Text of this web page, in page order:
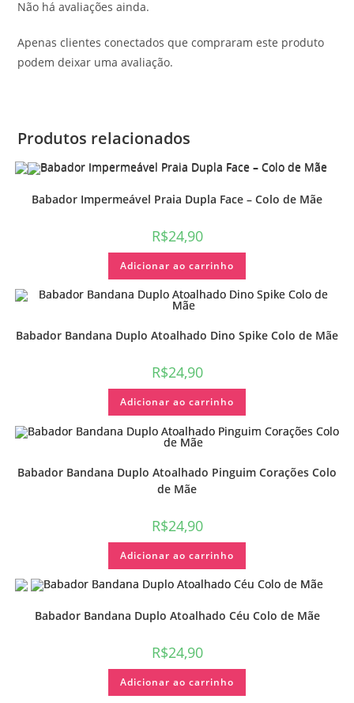
Não há avaliações ainda.
Apenas clientes conectados que compraram este produto
podem deixar uma avaliação.
Produtos relacionados
Babador Impermeável Praia Dupla Face – Colo de Mãe
R$24,90
Adicionar ao carrinho
Babador Bandana Duplo Atoalhado Dino Spike Colo de Mãe
R$24,90
Adicionar ao carrinho
Babador Bandana Duplo Atoalhado Pinguim Corações Colo
de Mãe
R$24,90
Adicionar ao carrinho
Babador Bandana Duplo Atoalhado Céu Colo de Mãe
R$24,90
Adicionar ao carrinho